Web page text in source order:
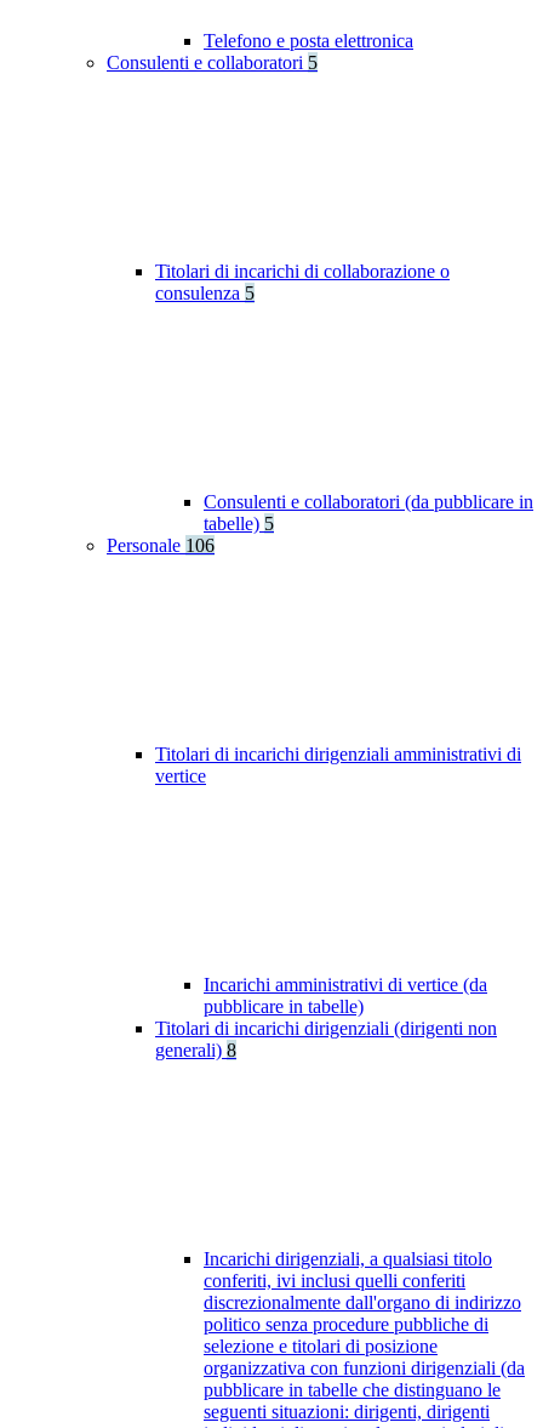
Telefono e posta elettronica
Consulenti e collaboratori 5
Titolari di incarichi di collaborazione o
consulenza 5
Consulenti e collaboratori (da pubblicare in
tabelle) 5
Personale 106
Titolari di incarichi dirigenziali amministrativi di
vertice
Incarichi amministrativi di vertice (da
pubblicare in tabelle)
Titolari di incarichi dirigenziali (dirigenti non
generali) 8
Incarichi dirigenziali, a qualsiasi titolo
conferiti, ivi inclusi quelli conferiti
discrezionalmente dall'organo di indirizzo
politico senza procedure pubbliche di
selezione e titolari di posizione
organizzativa con funzioni dirigenziali (da
pubblicare in tabelle che distinguano le
seguenti situazioni: dirigenti, dirigenti